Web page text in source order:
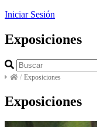
Iniciar Sesión
Exposiciones
/ Exposiciones
Exposiciones